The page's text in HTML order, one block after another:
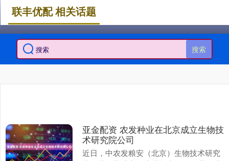
搜索
联丰优配 相关话题
亚金配资 农发种业在北京成立生物技
术研究院公司
近日，中农发粮安（北京）生物技术研究